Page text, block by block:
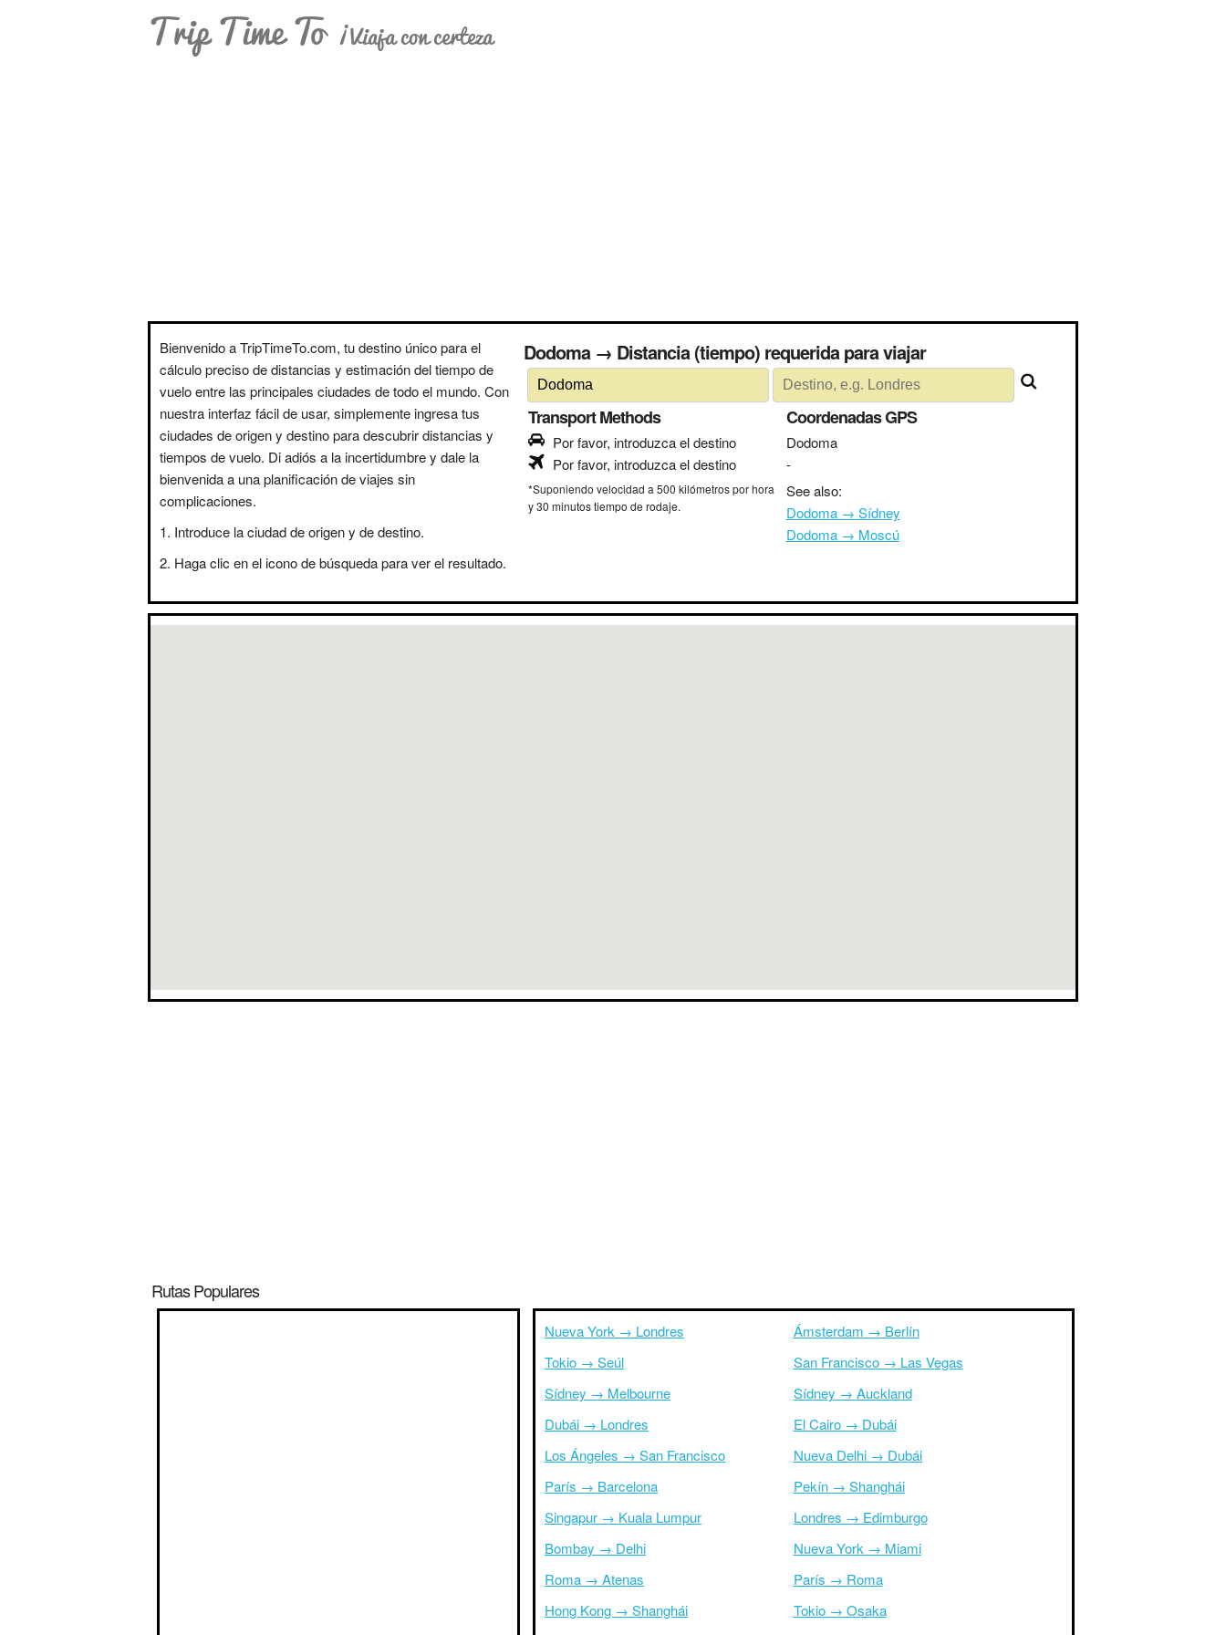
Trip Time To ¡Viaja con certeza
Bienvenido a TripTimeTo.com, tu destino único para el
cálculo preciso de distancias y estimación del tiempo de
vuelo entre las principales ciudades de todo el mundo. Con
nuestra interfaz fácil de usar, simplemente ingresa tus
ciudades de origen y destino para descubrir distancias y
tiempos de vuelo. Di adiós a la incertidumbre y dale la
bienvenida a una planificación de viajes sin
complicaciones.
Introduce la ciudad de origen y de destino.
Haga clic en el icono de búsqueda para ver el resultado.
Dodoma → Distancia (tiempo) requerida para viajar
Transport Methods
Por favor, introduzca el destino
Por favor, introduzca el destino
*Suponiendo velocidad a 500 kilómetros por hora
y 30 minutos tiempo de rodaje.
Coordenadas GPS
Dodoma
-
See also:
Dodoma → Sídney
Dodoma → Moscú
Rutas Populares
Nueva York → Londres
Tokio → Seúl
Sídney → Melbourne
Dubái → Londres
Los Ángeles → San Francisco
París → Barcelona
Singapur → Kuala Lumpur
Bombay → Delhi
Roma → Atenas
Hong Kong → Shanghái
Ámsterdam → Berlín
San Francisco → Las Vegas
Sídney → Auckland
El Cairo → Dubái
Nueva Delhi → Dubái
Pekín → Shanghái
Londres → Edimburgo
Nueva York → Miami
París → Roma
Tokio → Osaka